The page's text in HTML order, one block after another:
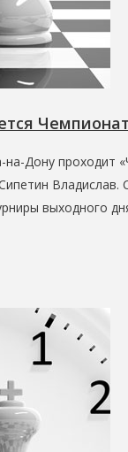
Дону проходит
выходного